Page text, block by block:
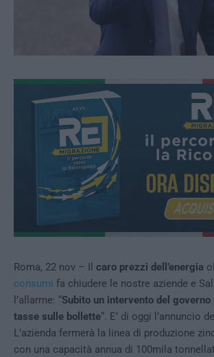
Roma, 22 nov – Il caro prezzi dell’energia
consumi fa chiudere le nostre aziende e
l’allarme: “Subito un intervento del
tasse sulle bollette“. E’ di oggi l’annuncio
L’azienda fermerà la linea di produzione
con una capacità annua di 100mila